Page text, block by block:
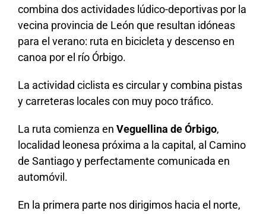
combina dos actividades lúdico-deportivas por la
vecina provincia de León que resultan idóneas
para el verano: ruta en bicicleta y descenso en
canoa por el río Órbigo.
La actividad ciclista es circular y combina pistas
y carreteras locales con muy poco tráfico.
La ruta comienza en Veguellina de Órbigo,
localidad leonesa próxima a la capital, al Camino
de Santiago y perfectamente comunicada en
automóvil.
En la primera parte nos dirigimos hacia el norte,